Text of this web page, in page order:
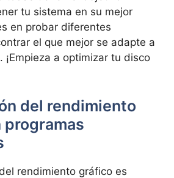
tu sistema ⁢en ​su mejor
en ⁤probar diferentes
el que mejor se ​adapte a
¡Empieza a optimizar tu disco
del rendimiento
rendimiento ​gráfico es